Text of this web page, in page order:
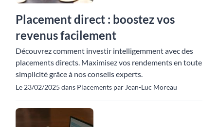
Placement direct : boostez vos
revenus facilement
Découvrez comment investir intelligemment avec des
placements directs. Maximisez vos rendements en toute
simplicité grâce à nos conseils experts.
Le 23/02/2025 dans Placements par Jean-Luc Moreau